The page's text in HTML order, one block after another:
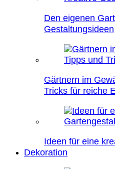
Den eigenen
Gestaltungsideen
Gärtnern im
Tricks für reiche
Ideen für eine
Dekoration